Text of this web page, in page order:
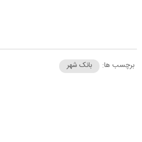
برچسب ها: بانک شهر